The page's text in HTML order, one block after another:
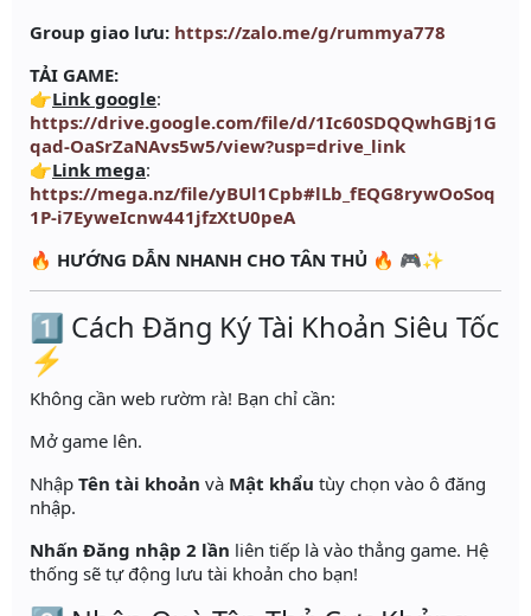
Group giao lưu: https://zalo.me/g/rummya778
TẢI GAME:
👉Link google:
https://drive.google.com/file/d/1Ic60SDQQwhGBj1G
qad-OaSrZaNAvs5w5/view?usp=drive_link
👉Link mega:
https://mega.nz/file/yBUl1Cpb#lLb_fEQG8rywOoSoq
1P-i7EyweIcnw441jfzXtU0peA
🔥 HƯỚNG DẪN NHANH CHO TÂN THỦ 🔥 🎮✨
1️⃣ Cách Đăng Ký Tài Khoản Siêu Tốc
⚡
Không cần web rườm rà! Bạn chỉ cần:
Mở game lên.
Nhập Tên tài khoản và Mật khẩu tùy chọn vào ô đăng
nhập.
Nhấn Đăng nhập 2 lần liên tiếp là vào thẳng game. Hệ
thống sẽ tự động lưu tài khoản cho bạn!